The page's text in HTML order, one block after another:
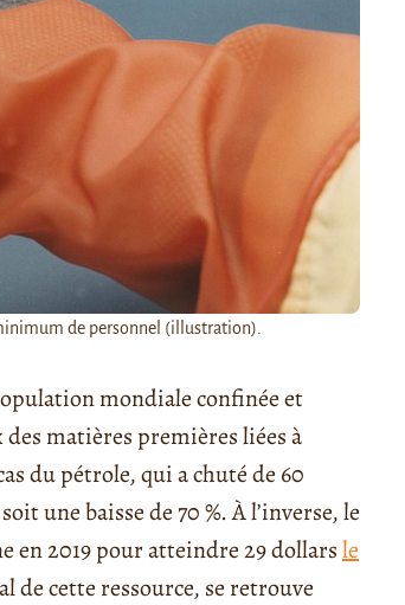
de personnel (illustration).
mondiale confinée et
matières premières liées à
du pétrole, qui a chuté de 60
une baisse de 70 %. À l’inverse, le
en 2019 pour atteindre 29 dollarsle
cette ressource, se retrouve